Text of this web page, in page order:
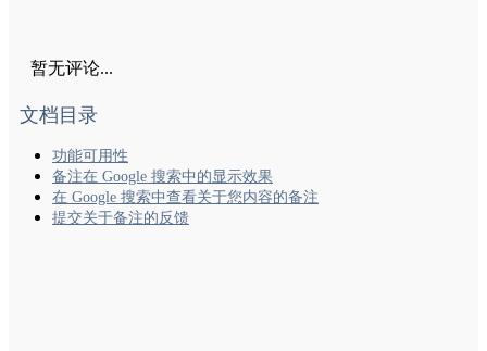
暂无评论...
文档目录
功能可用性
备注在 Google 搜索中的显示效果
在 Google 搜索中查看关于您内容的备注
提交关于备注的反馈